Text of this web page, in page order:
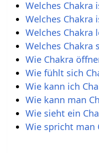
Welches Chakra
Welches Chakra
Welches Chakra
Welches Chakra
Wie Chakra
Wie fühlt sich
Wie kann ich
Wie kann man
Wie sieht ein
Wie spricht man